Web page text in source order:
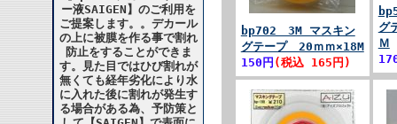
ー液SAIGEN】のご利用を
ご提案します。。デカール
の上に被膜を作る事で割れ
防止をすることができま
す。見た目ではひび割れが
無くても経年劣化により水
に入れた後に割れが発生す
る場合がある為、予防策と
bp702 3M マスキン
グテープ 20ｍｍ×18M
150円 (税込 165円)
グ
Ｍ